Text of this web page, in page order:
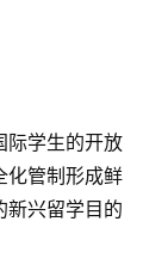
际学生的开放
化管制形成鲜
新兴留学目的